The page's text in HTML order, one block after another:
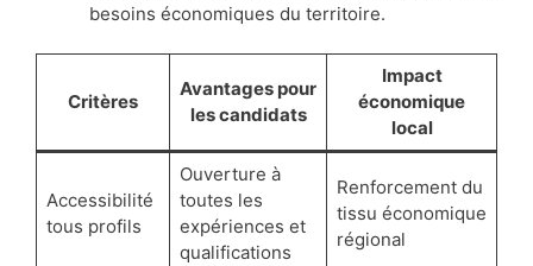
besoins économiques du territoire.
Critères
Avantages pour
les candidats
Impact
économique
local
Accessibilité
tous profils
Ouverture à
toutes les
expériences et
qualifications
Renforcement du
tissu économique
régional